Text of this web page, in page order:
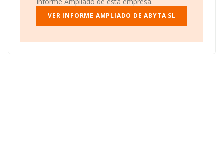
VER INFORME AMPLIADO DE ABYTA SL